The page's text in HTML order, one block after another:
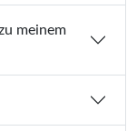
meinem